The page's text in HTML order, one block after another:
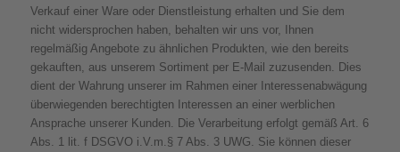
Verkauf einer Ware oder Dienstleistung erhalten und Sie dem
nicht widersprochen haben, behalten wir uns vor, Ihnen
regelmäßig Angebote zu ähnlichen Produkten, wie den bereits
gekauften, aus unserem Sortiment per E-Mail zuzusenden. Dies
dient der Wahrung unserer im Rahmen einer Interessenabwägung
überwiegenden berechtigten Interessen an einer werblichen
Ansprache unserer Kunden. Die Verarbeitung erfolgt gemäß Art. 6
Abs. 1 lit. f DSGVO i.V.m.§ 7 Abs. 3 UWG. Sie können dieser